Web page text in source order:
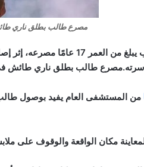
مصرع طالب بطلق ناري
لقي طالب يبلغ من العمر
وأسرته.مصرع طالب بطلق ناري طائش
من المستشفى العام يفيد بوصول
مكان الواقعة والوقوف على